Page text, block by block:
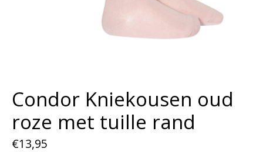
Condor Kniekousen oud
roze met tuille rand
€13,95